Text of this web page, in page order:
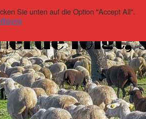
Sie unten auf die Option "Accept All".